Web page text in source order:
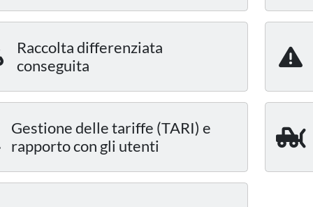
Raccolta differenziata
conseguita
Gestione delle tariffe (TARI) e
rapporto con gli utenti